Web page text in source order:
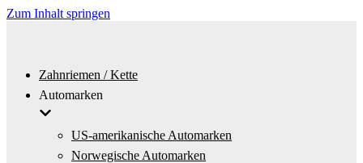
Zum Inhalt springen
Zahnriemen / Kette
Automarken
US-amerikanische Automarken
Norwegische Automarken